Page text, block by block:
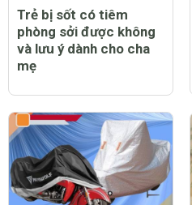
Trẻ bị sốt có tiêm
phòng sởi được không
và lưu ý dành cho cha
mẹ